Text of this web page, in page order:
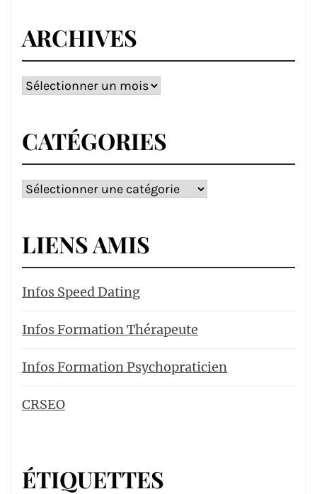
ARCHIVES
Archives
CATÉGORIES
Catégories
LIENS AMIS
Infos Speed Dating
Infos Formation Thérapeute
Infos Formation Psychopraticien
CRSEO
ÉTIQUETTES